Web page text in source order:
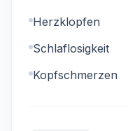
Herzklopfen
Schlaflosigkeit
Kopfschmerzen